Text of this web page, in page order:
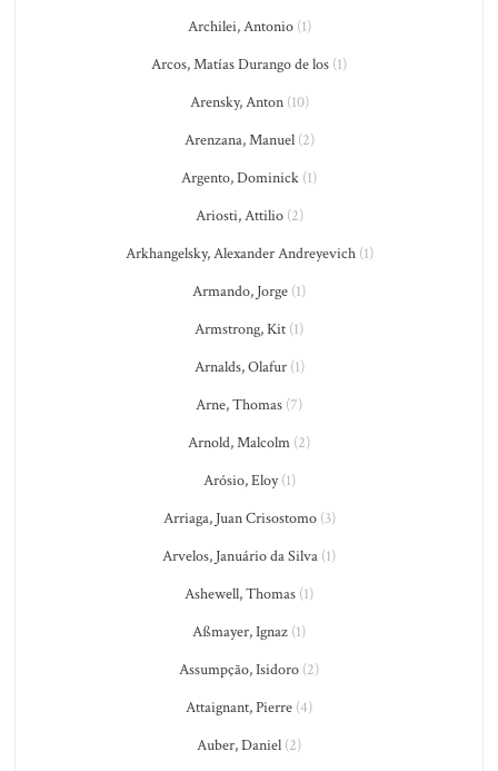
Archilei, Antonio(1)
Arcos, Matías Durango de los (1)
Arensky, Anton(10)
Arenzana, Manuel(2)
Argento, Dominick (1)
Ariosti, Attilio(2)
Arkhangelsky, Alexander Andreyevich(1)
Armando, Jorge (1)
Armstrong, Kit (1)
Arnalds, Olafur(1)
Arne, Thomas (7)
Arnold, Malcolm (2)
Arósio, Eloy(1)
Arriaga, Juan Crisostomo(3)
Arvelos, Januário da Silva (1)
Ashewell, Thomas (1)
Aßmayer, Ignaz (1)
Assumpção, Isidoro (2)
Attaignant, Pierre (4)
Auber, Daniel (2)